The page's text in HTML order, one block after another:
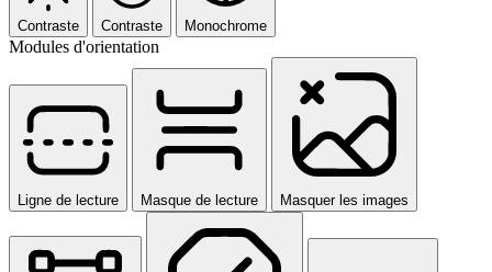
Contraste Contraste Monochrome
Modules d'orientation
Ligne de lecture Masque de lecture Masquer les images